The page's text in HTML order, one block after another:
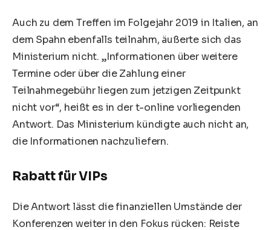
Auch zu dem Treffen im Folgejahr 2019 in Italien, an
dem Spahn ebenfalls teilnahm, äußerte sich das
Ministerium nicht. „Informationen über weitere
Termine oder über die Zahlung einer
Teilnahmegebühr liegen zum jetzigen Zeitpunkt
nicht vor“, heißt es in der t-online vorliegenden
Antwort. Das Ministerium kündigte auch nicht an,
die Informationen nachzuliefern.
Rabatt für VIPs
Die Antwort lässt die finanziellen Umstände der
Konferenzen weiter in den Fokus rücken: Reiste